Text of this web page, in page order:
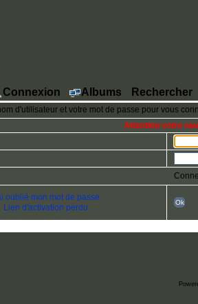
Connexion Albums Rechercher
d'utilisateur et votre mot de passe pour vous
Attention votre
oublié mon mot de passe
Lien d'activation perdu
Ok